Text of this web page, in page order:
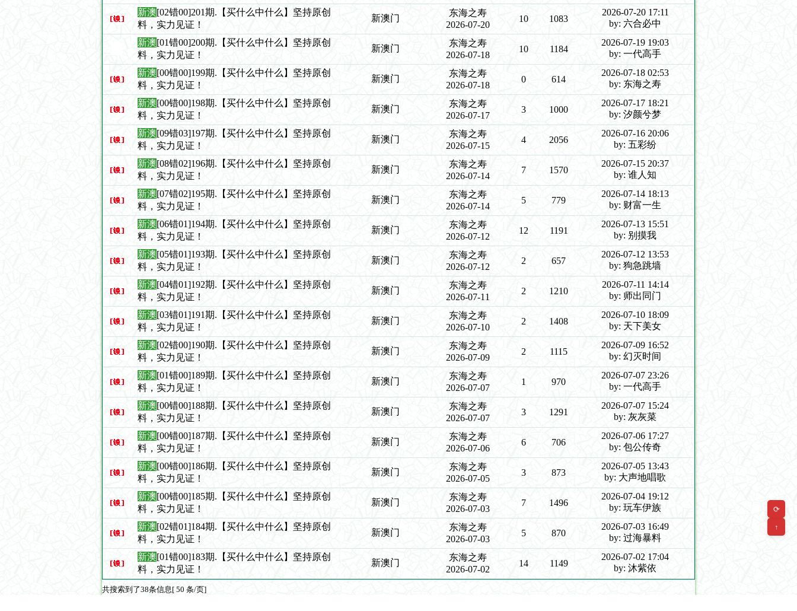
⟳
↑
新澳[02错00]201期.【买什么中什么】坚持原创
料，实力见证！
新澳门
东海之寿
2026-07-20
10 1083
2026-07-20 17:11
by: 六合必中
新澳[01错00]200期.【买什么中什么】坚持原创
料，实力见证！
新澳门
东海之寿
2026-07-18
10 1184
2026-07-19 19:03
by: 一代高手
新澳[00错00]199期.【买什么中什么】坚持原创
料，实力见证！
新澳门
东海之寿
2026-07-18
0 614
2026-07-18 02:53
by: 东海之寿
新澳[00错00]198期.【买什么中什么】坚持原创
料，实力见证！
新澳门
东海之寿
2026-07-17
3 1000
2026-07-17 18:21
by: 汐颜兮梦
新澳[09错03]197期.【买什么中什么】坚持原创
料，实力见证！
新澳门
东海之寿
2026-07-15
4 2056
2026-07-16 20:06
by: 五彩纷
新澳[08错02]196期.【买什么中什么】坚持原创
料，实力见证！
新澳门
东海之寿
2026-07-14
7 1570
2026-07-15 20:37
by: 谁人知
新澳[07错02]195期.【买什么中什么】坚持原创
料，实力见证！
新澳门
东海之寿
2026-07-14
5 779
2026-07-14 18:13
by: 财富一生
新澳[06错01]194期.【买什么中什么】坚持原创
料，实力见证！
新澳门
东海之寿
2026-07-12
12 1191
2026-07-13 15:51
by: 别摸我
新澳[05错01]193期.【买什么中什么】坚持原创
料，实力见证！
新澳门
东海之寿
2026-07-12
2 657
2026-07-12 13:53
by: 狗急跳墙
新澳[04错01]192期.【买什么中什么】坚持原创
料，实力见证！
新澳门
东海之寿
2026-07-11
2 1210
2026-07-11 14:14
by: 师出同门
新澳[03错01]191期.【买什么中什么】坚持原创
料，实力见证！
新澳门
东海之寿
2026-07-10
2 1408
2026-07-10 18:09
by: 天下美女
新澳[02错00]190期.【买什么中什么】坚持原创
料，实力见证！
新澳门
东海之寿
2026-07-09
2 1115
2026-07-09 16:52
by: 幻灭时间
新澳[01错00]189期.【买什么中什么】坚持原创
料，实力见证！
新澳门
东海之寿
2026-07-07
1 970
2026-07-07 23:26
by: 一代高手
新澳[00错00]188期.【买什么中什么】坚持原创
料，实力见证！
新澳门
东海之寿
2026-07-07
3 1291
2026-07-07 15:24
by: 灰灰菜
新澳[00错00]187期.【买什么中什么】坚持原创
料，实力见证！
新澳门
东海之寿
2026-07-06
6 706
2026-07-06 17:27
by: 包公传奇
新澳[00错00]186期.【买什么中什么】坚持原创
料，实力见证！
新澳门
东海之寿
2026-07-05
3 873
2026-07-05 13:43
by: 大声地唱歌
新澳[00错00]185期.【买什么中什么】坚持原创
料，实力见证！
新澳门
东海之寿
2026-07-03
7 1496
2026-07-04 19:12
by: 玩车伊族
新澳[02错01]184期.【买什么中什么】坚持原创
料，实力见证！
新澳门
东海之寿
2026-07-03
5 870
2026-07-03 16:49
by: 过海暴料
新澳[01错00]183期.【买什么中什么】坚持原创
料，实力见证！
新澳门
东海之寿
2026-07-02
14 1149
2026-07-02 17:04
by: 沐紫依
共搜索到了38条信息[ 50 条/页]